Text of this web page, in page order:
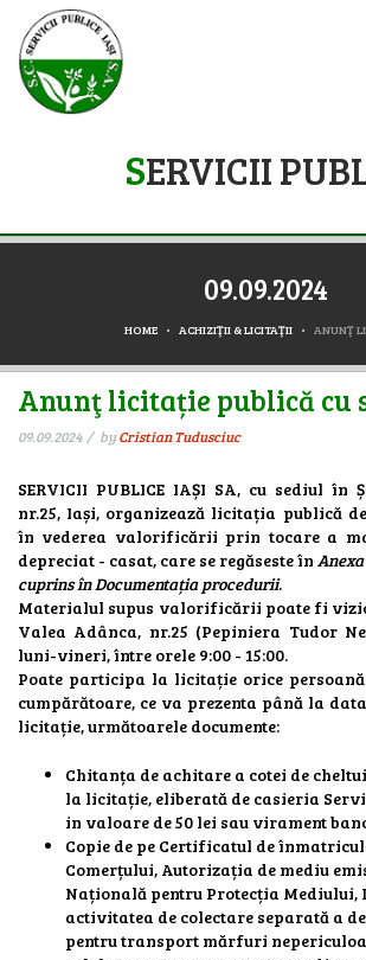
SERVICII
09.09.2024
HOME ACHIZIŢII & LICITAŢII ANUNŢ
Anunţ licitație publică cu
09.09.2024 byCristian Tudusciuc
SERVICII PUBLICE IAȘI SA, cu sediul în
nr.25, Iași, organizează licitația publică
în vederea valorificării prin tocare a
depreciat - casat, care se regăseste în
cuprins în Documentația procedurii.
Materialul supus valorificării poate fi
Valea Adânca, nr.25 (Pepiniera Tudor
luni-vineri, între orele 9:00 - 15:00.
Poate participa la licitație orice
cumpărătoare, ce va prezenta până la
licitație, următoarele documente:
Chitanța de achitare a cotei de
la licitație, eliberată de casieria
in valoare de 50 lei sau virament
Copie de pe Certificatul de
Comerțului, Autorizația de mediu
Națională pentru Protecția Mediului,
activitatea de colectare separată a
pentru transport mărfuri